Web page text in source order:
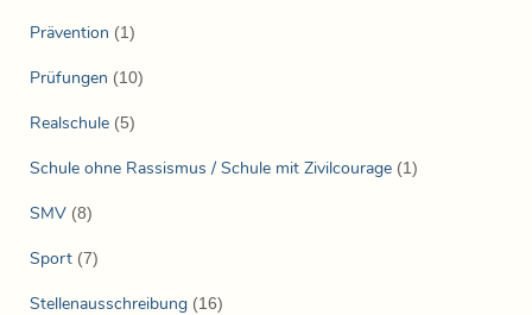
Prävention (1)
Prüfungen (10)
Realschule (5)
Schule ohne Rassismus / Schule mit Zivilcourage (1)
SMV (8)
Sport (7)
Stellenausschreibung (16)